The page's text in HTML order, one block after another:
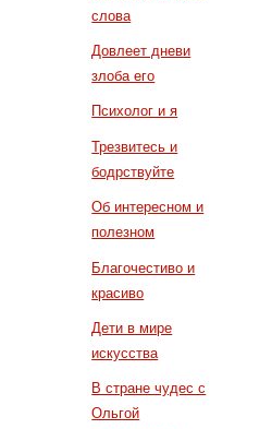
слова
Довлеет дневи
злоба его
Психолог и я
Трезвитесь и
бодрствуйте
Об интересном и
полезном
Благочестиво и
красиво
Дети в мире
искусства
В стране чудес с
Ольгой